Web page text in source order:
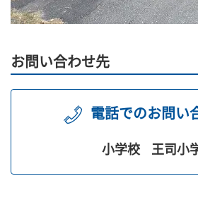
お問い合わせ先
電話でのお問い
小学校 王司小